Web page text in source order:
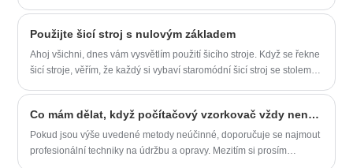
Použijte šicí stroj s nulovým základem
Ahoj všichni, dnes vám vysvětlím použití šicího stroje. Když se řekne
šicí stroje, věřím, že každý si vybaví staromódní šicí stroj se stolem.
elektrické, na rozdíl od staromódních šicích strojů, které k obsluze
vyžadují pracovní sílu.
Co mám dělat, když počítačový vzorkovač vždy nenavlékne jehlu?
Pokud jsou výše uvedené metody neúčinné, doporučuje se najmout
profesionální techniky na údržbu a opravy. Mezitím si prosím